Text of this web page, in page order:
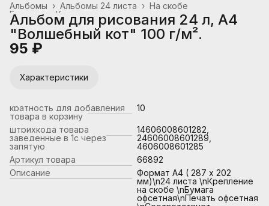
На скобе
Альбомы 24 листа ›
Альбомы ›
Канцтовары, школьные принадлежности
›
Главная
Альбом для рисования 24 л, А4
"Волшебный кот" 100 г/м².
95 ₽
Характеристики
кратность для добавления
товара в корзину
10
штрихкода товара
заведенные в 1с через
запятую
14606008601282,
24606008601289,
4606008601285
Артикул товара
66892
Описание
Формат А4 ( 287 х 202
мм)\n24 листа \nКрепление
на скобе \nБумага
офсетная\nПечать офсетная